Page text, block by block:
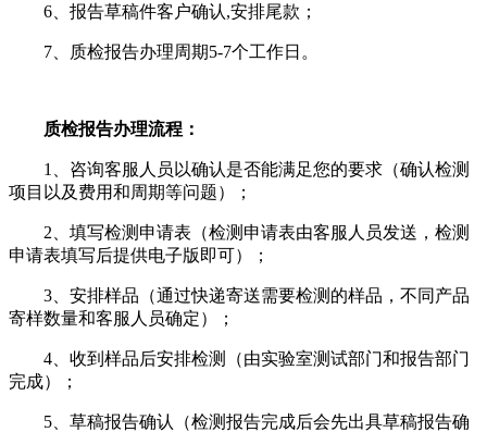
6、报告草稿件客户确认,安排尾款；
7、质检报告办理周期5-7个工作日。
质检报告办理流程：
1、咨询客服人员以确认是否能满足您的要求（确认检测
项目以及费用和周期等问题）；
2、填写检测申请表（检测申请表由客服人员发送，检测
申请表填写后提供电子版即可）；
3、安排样品（通过快递寄送需要检测的样品，不同产品
寄样数量和客服人员确定）；
4、收到样品后安排检测（由实验室测试部门和报告部门
完成）；
5、草稿报告确认（检测报告完成后会先出具草稿报告确